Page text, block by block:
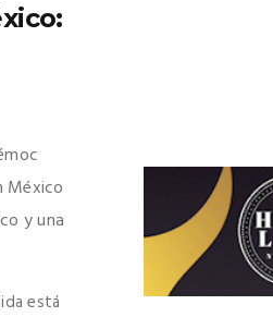
México
y una
está